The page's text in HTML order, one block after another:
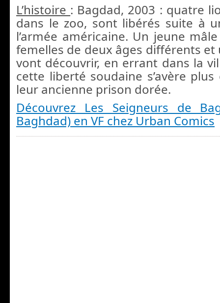
L’histoire : Bagdad, 2003 : quatre
dans le zoo, sont libérés suite à
l’armée américaine. Un jeune
femelles de deux âges différents
vont découvrir, en errant dans la
cette liberté soudaine s’avère
leur ancienne prison dorée.
Découvrez Les Seigneurs de
Baghdad) en VF chez Urban Comics